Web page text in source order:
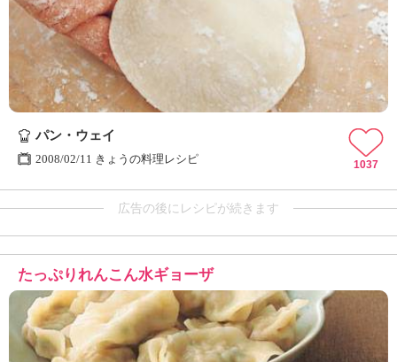
パン・ウェイ
2008/02/11 きょうの料理レシピ 1037
広告の後にレシピが続きます
たっぷりれんこん水ギョーザ